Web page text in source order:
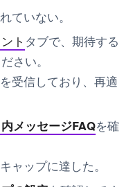
ていない。
ト タブで、期待する
さい。
受信しており、再適
メッセージFAQを確
ャップに達した。